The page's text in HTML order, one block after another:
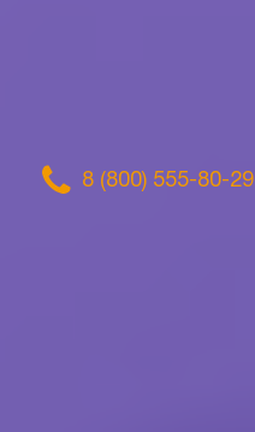
8 (800) 555-80-29